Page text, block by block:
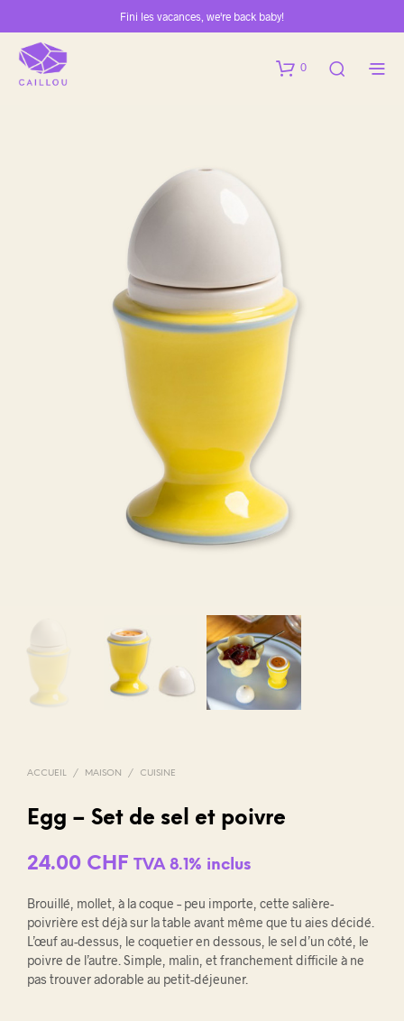
Fini les vacances, we're back baby!
0
ACCUEIL / MAISON / CUISINE
Egg – Set de sel et poivre
24.00 CHF TVA 8.1% inclus
Brouillé, mollet, à la coque – peu importe, cette salière-
poivrière est déjà sur la table avant même que tu aies décidé.
L’œuf au-dessus, le coquetier en dessous, le sel d’un côté, le
poivre de l’autre. Simple, malin, et franchement difficile à ne
pas trouver adorable au petit-déjeuner.